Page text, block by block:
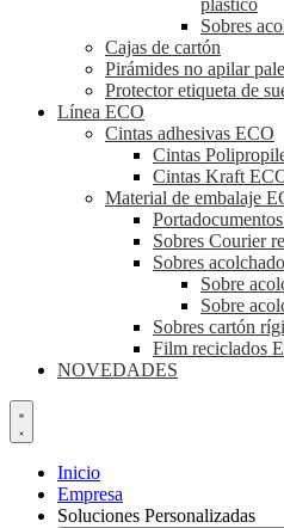
plástico
Sobres
Cajas de cartón
Pirámides no apilar
Protector etiqueta de
Línea ECO
Cintas adhesivas ECO
Cintas
Cintas Kraft
Material de embalaje
Sobres Courier
Sobres
Sobre
Sobre
Sobres cartón
Film reciclados
NOVEDADES
Inicio
Empresa
Soluciones Personalizadas